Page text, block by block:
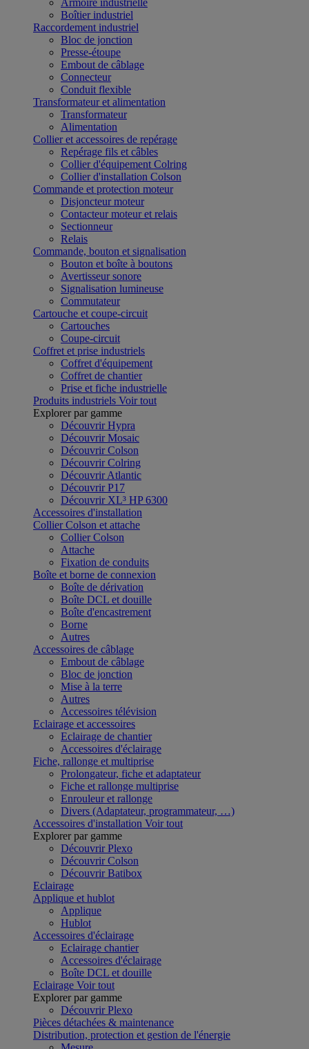
Armoire industrielle
Boîtier industriel
Raccordement industriel
Bloc de jonction
Presse-étoupe
Embout de câblage
Connecteur
Conduit flexible
Transformateur et alimentation
Transformateur
Alimentation
Collier et accessoires de repérage
Repérage fils et câbles
Collier d'équipement Colring
Collier d'installation Colson
Commande et protection moteur
Disjoncteur moteur
Contacteur moteur et relais
Sectionneur
Relais
Commande, bouton et signalisation
Bouton et boîte à boutons
Avertisseur sonore
Signalisation lumineuse
Commutateur
Cartouche et coupe-circuit
Cartouches
Coupe-circuit
Coffret et prise industriels
Coffret d'équipement
Coffret de chantier
Prise et fiche industrielle
Produits industriels Voir tout
Explorer par gamme
Découvrir Hypra
Découvrir Mosaic
Découvrir Colson
Découvrir Colring
Découvrir Atlantic
Découvrir P17
Découvrir XL³ HP 6300
Accessoires d'installation
Collier Colson et attache
Collier Colson
Attache
Fixation de conduits
Boîte et borne de connexion
Boîte de dérivation
Boîte DCL et douille
Boîte d'encastrement
Borne
Autres
Accessoires de câblage
Embout de câblage
Bloc de jonction
Mise à la terre
Autres
Accessoires télévision
Eclairage et accessoires
Eclairage de chantier
Accessoires d'éclairage
Fiche, rallonge et multiprise
Prolongateur, fiche et adaptateur
Fiche et rallonge multiprise
Enrouleur et rallonge
Divers (Adaptateur, programmateur, …)
Accessoires d'installation Voir tout
Explorer par gamme
Découvrir Plexo
Découvrir Colson
Découvrir Batibox
Eclairage
Applique et hublot
Applique
Hublot
Accessoires d'éclairage
Eclairage chantier
Accessoires d'éclairage
Boîte DCL et douille
Eclairage Voir tout
Explorer par gamme
Découvrir Plexo
Pièces détachées & maintenance
Distribution, protection et gestion de l'énergie